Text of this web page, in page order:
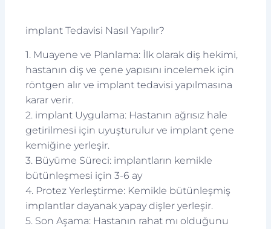
implant Tedavisi Nasıl Yapılır?
1. Muayene ve Planlama: İlk olarak diş hekimi,
hastanın diş ve çene yapısını incelemek için
röntgen alır ve implant tedavisi yapılmasına
karar verir.
2. implant Uygulama: Hastanın ağrısız hale
getirilmesi için uyuşturulur ve implant çene
kemiğine yerleşir.
3. Büyüme Süreci: implantların kemikle
bütünleşmesi için 3-6 ay
4. Protez Yerleştirme: Kemikle bütünleşmiş
implantlar dayanak yapay dişler yerleşir.
5. Son Aşama: Hastanın rahat mı olduğunu